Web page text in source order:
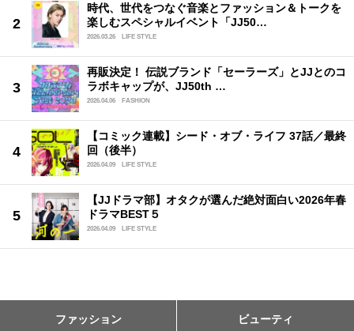
時代、世代をつなぐ音楽とファッション＆トークを
楽しむスペシャルイベント「JJ50…
2026.03.26 LIFE STYLE
再販決定！ 伝説ブランド「セーラーズ」とJJとのコ
ラボキャップが、JJ50th …
2026.04.06 FASHION
【コミック連載】シード・オブ・ライフ 37話／最終
回（後半）
2026.04.09 LIFE STYLE
【JJドラマ部】オタクが選んだ絶対面白い2026年春
ドラマBEST５
2026.04.09 LIFE STYLE
ファッション ビューティ